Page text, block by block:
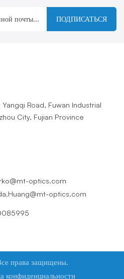
ПОДПИСАТЬСЯ
Yangqi Road, Fuwan Industrial
City, Fujian Province
optics.com
optics.com
права защищены.
конфиденциальности